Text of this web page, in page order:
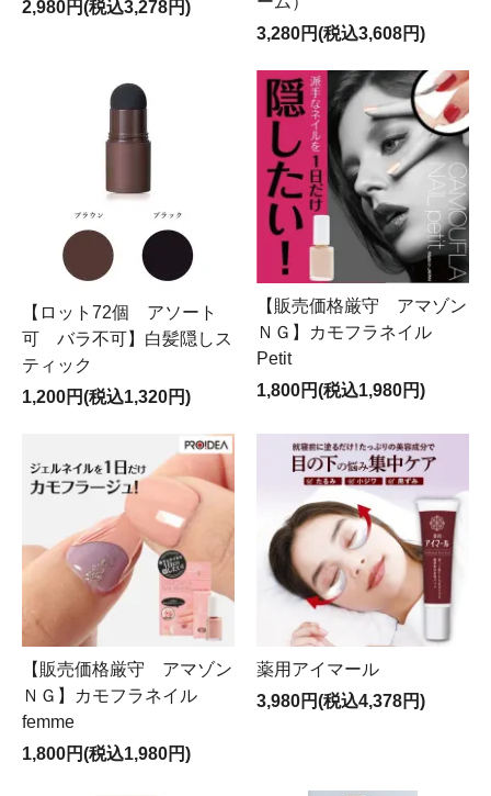
2,980円(税込3,278円)
3,280円(税込3,608円)
【ロット72個 アソート
可 バラ不可】白髪隠しス
ティック
1,200円(税込1,320円)
【販売価格厳守 アマゾン
ＮＧ】カモフラネイル
Petit
1,800円(税込1,980円)
【販売価格厳守 アマゾン
ＮＧ】カモフラネイル
femme
1,800円(税込1,980円)
薬用アイマール
3,980円(税込4,378円)